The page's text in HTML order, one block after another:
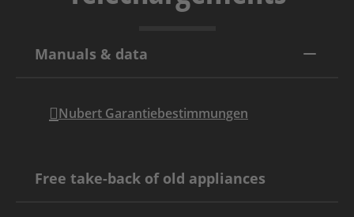
Manuals & data
Nubert Garantiebestimmungen
Free take-back of old appliances